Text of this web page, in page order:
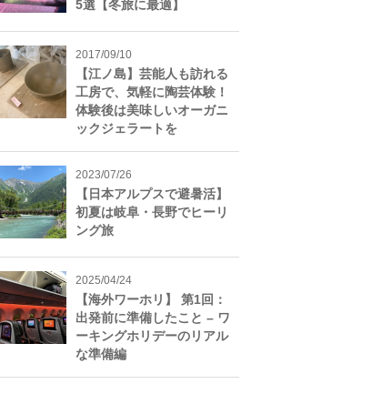
5選【冬旅に最適】
2017/09/10
【江ノ島】芸能人も訪れる
工房で、気軽に陶芸体験！
体験後は美味しいオーガニ
ックジェラートを
2023/07/26
【日本アルプスで避暑活】
初夏は岐阜・長野でヒーリ
ング旅
2025/04/24
【海外ワーホリ】 第1回：
出発前に準備したこと – ワ
ーキングホリデーのリアル
な準備編